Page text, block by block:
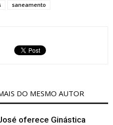
saneamento
DO MESMO AUTOR
oferece Ginástica